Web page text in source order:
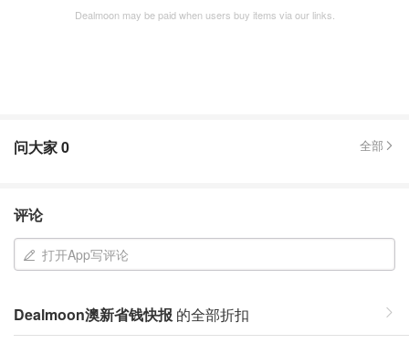
Dealmoon may be paid when users buy items via our links.
问大家0 全部
评论
打开App写评论
Dealmoon澳新省钱快报 的全部折扣